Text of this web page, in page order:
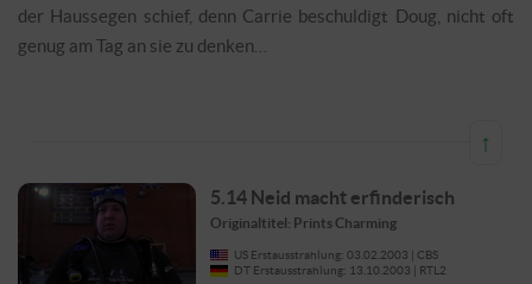
der Haussegen schief, denn Carrie beschuldigt Doug, nicht oft
genug am Tag an sie zu denken…
↑
5.14 Neid macht erfinderisch
Originaltitel: Prints Charming
US Erstausstrahlung: 03.02.2003 | CBS
DT Erstausstrahlung: 13.10.2003 | RTL2